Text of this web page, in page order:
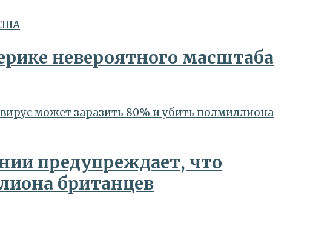
невероятного масштаба
может заразить 80% и убить полмиллиона
предупреждает, что
британцев